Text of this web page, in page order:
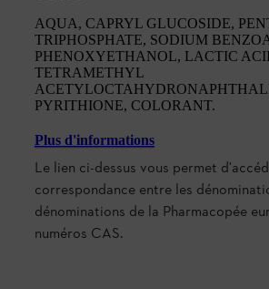
AQUA, CAPRYL GLUCOSIDE,
TRIPHOSPHATE, SODIUM
PHENOXYETHANOL, LACTIC
TETRAMETHYL
PYRITHIONE, COLORANT.
Plus d'informations
Le lien ci-dessus vous permet
correspondance entre les
dénominations de la Pharmacopée
numéros CAS.